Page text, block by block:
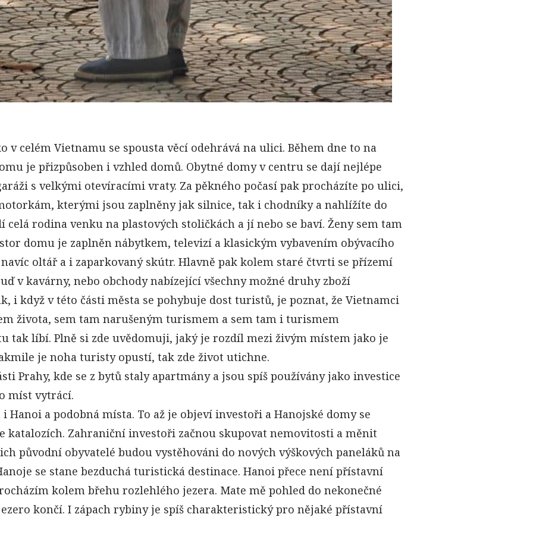
v celém Vietnamu se spousta věcí odehrává na ulici. Během dne to na
je přizpůsoben i vzhled domů. Obytné domy v centru se dají nejlépe
s velkými otevíracími vraty. Za pěkného počasí pak procházíte po ulici,
kterými jsou zaplněny jak silnice, tak i chodníky a nahlížíte do
celá rodina venku na plastových stoličkách a jí nebo se baví. Ženy sem tam
domu je zaplněn nábytkem, televizí a klasickým vybavením obývacího
oltář a i zaparkovaný skútr. Hlavně pak kolem staré čtvrti se přízemí
v kavárny, nebo obchody nabízející všechny možné druhy zboží
i když v této části města se pohybuje dost turistů, je poznat, že Vietnamci
života, sem tam narušeným turismem a sem tam i turismem
tak líbí. Plně si zde uvědomuji, jaký je rozdíl mezi živým místem jako je
je noha turisty opustí, tak zde život utichne.
Prahy, kde se z bytů staly apartmány a jsou spíš používány jako investice
míst vytrácí.
Hanoi a podobná místa. To až je objeví investoři a Hanojské domy se
katalozích. Zahraniční investoři začnou skupovat nemovitosti a měnit
původní obyvatelé budou vystěhováni do nových výškových paneláků na
se stane bezduchá turistická destinace. Hanoi přece není přístavní
kolem břehu rozlehlého jezera. Mate mě pohled do nekonečné
končí. I zápach rybiny je spíš charakteristický pro nějaké přístavní